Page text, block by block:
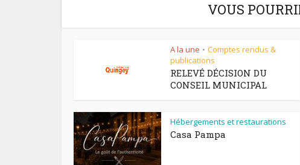
VOUS
A la une • Comptes rendus &
publications
RELEVÉ DÉCISION DU
CONSEIL MUNICIPAL
Hébergements et restaurations
Casa Pampa